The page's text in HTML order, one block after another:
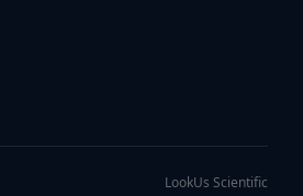
LookUs Scientific